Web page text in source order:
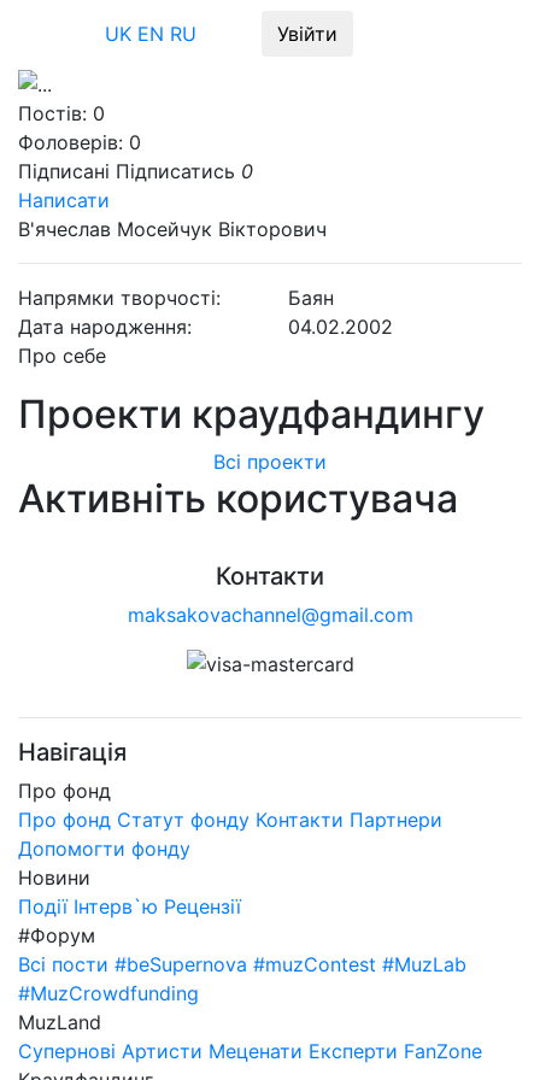
UK EN RU Увійти
Постів: 0
Фоловерів: 0
Підписані Підписатись 0
Написати
В'ячеслав Мосейчук Вікторович
Напрямки творчості:
Баян
Дата народження:
04.02.2002
Про себе
Проекти краудфандингу
Всі проекти
Активніть користувача
Контакти
maksakovachannel@gmail.com
Навігація
Про фонд
Про фонд Статут фонду Контакти Партнери
Допомогти фонду
Новини
Події Інтерв`ю Рецензії
#Форум
Всі пости #beSupernova #muzContest #MuzLab
#MuzCrowdfunding
MuzLand
Супернові Артисти Меценати Експерти FanZone